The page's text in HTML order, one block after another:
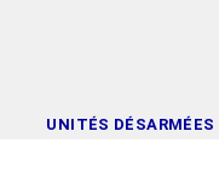
UNITÉS DÉSARMÉES